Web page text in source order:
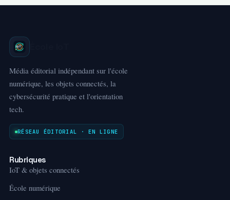
Média éditorial indépendant sur l'école
numérique, les objets connectés, la
cybersécurité pratique et l'orientation
tech.
RÉSEAU ÉDITORIAL · EN LIGNE
Rubriques
IoT & objets connectés
École numérique